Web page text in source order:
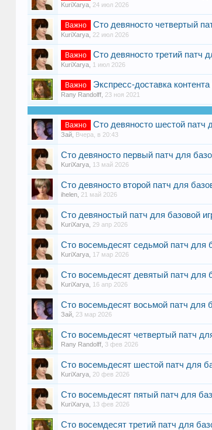
KuriXarya, 24 июл 2026
Важно Сто девяносто четвертый
KuriXarya, 22 июл 2026
Важно Сто девяносто третий патч
KuriXarya, 1 июл 2026
Важно Экспресс-доставка
Rany Randolff, 23 ноя 2021
Важно Сто девяносто шестой патч
Зай, Вчера, в 20:43
Сто девяносто первый патч для
KuriXarya, 13 май 2026
Сто девяносто второй патч для
ihelen, 21 май 2026
Сто девяностый патч для базовой
KuriXarya, 29 апр 2026
Сто восемьдесят седьмой патч для
KuriXarya, 17 мар 2026
Сто восемьдесят девятый патч для
KuriXarya, 16 апр 2026
Сто восемьдесят восьмой патч для
Зай, 23 мар 2026
Сто восемьдесят четвертый патч
Rany Randolff, 3 фев 2026
Сто восемьдесят шестой патч для
KuriXarya, 20 фев 2026
Сто восемьдесят пятый патч для
KuriXarya, 13 фев 2026
Сто восемдесят третий патч для